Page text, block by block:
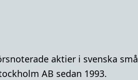
aktier i svenska små
AB sedan 1993.